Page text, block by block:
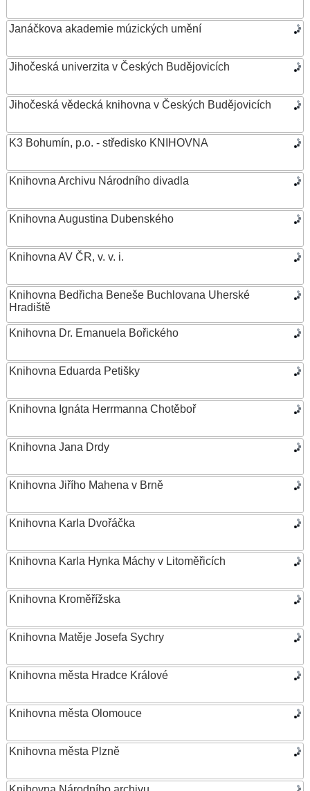
Janáčkova akademie múzických umění
Jihočeská univerzita v Českých Budějovicích
Jihočeská vědecká knihovna v Českých Budějovicích
K3 Bohumín, p.o. - středisko KNIHOVNA
Knihovna Archivu Národního divadla
Knihovna Augustina Dubenského
Knihovna AV ČR, v. v. i.
Knihovna Bedřicha Beneše Buchlovana Uherské
Hradiště
Knihovna Dr. Emanuela Bořického
Knihovna Eduarda Petišky
Knihovna Ignáta Herrmanna Chotěboř
Knihovna Jana Drdy
Knihovna Jiřího Mahena v Brně
Knihovna Karla Dvořáčka
Knihovna Karla Hynka Máchy v Litoměřicích
Knihovna Kroměřížska
Knihovna Matěje Josefa Sychry
Knihovna města Hradce Králové
Knihovna města Olomouce
Knihovna města Plzně